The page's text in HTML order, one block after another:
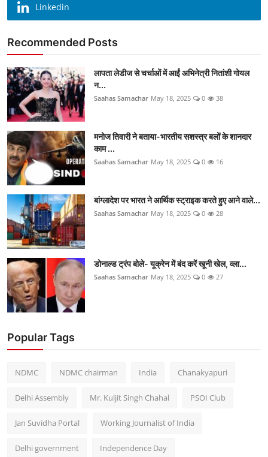
Linkedin
Recommended Posts
लापता लेडीज से चर्चाओं में आईं अभिनेत्री नितांशी गोयल
न...
Saahas Samachar May 18, 2025 0 38
मनोज तिवारी ने बताया-भारतीय सशस्त्र बलों के शानदार
काम ...
Saahas Samachar May 18, 2025 0 16
बांग्लादेश पर भारत ने आर्थिक स्ट्राइक करते हुए आने वाले...
Saahas Samachar May 18, 2025 0 28
डोनाल्ड ट्रंप बोले- यूक्रेन में बंद करें खूनी खेल, व्ला...
Saahas Samachar May 18, 2025 0 27
Popular Tags
NDMC NDMC chairman India Chanakyapuri
Delhi Assembly Mr. Kuljit Singh Chahal PSOI Club
Jan Suvidha Portal Working Journalist of India
Delhi government Independence Day